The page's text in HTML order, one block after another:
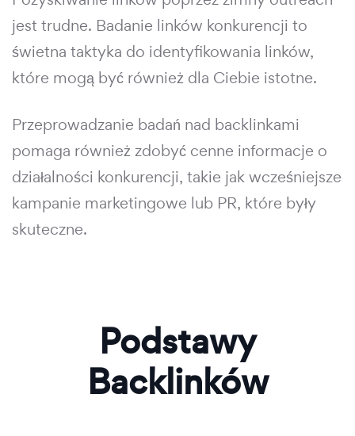
jest trudne. Badanie linków konkurencji to
świetna taktyka do identyfikowania linków,
które mogą być również dla Ciebie istotne.
Przeprowadzanie badań nad backlinkami
pomaga również zdobyć cenne informacje o
działalności konkurencji, takie jak wcześniejsze
kampanie marketingowe lub PR, które były
skuteczne.
Podstawy
Backlinków